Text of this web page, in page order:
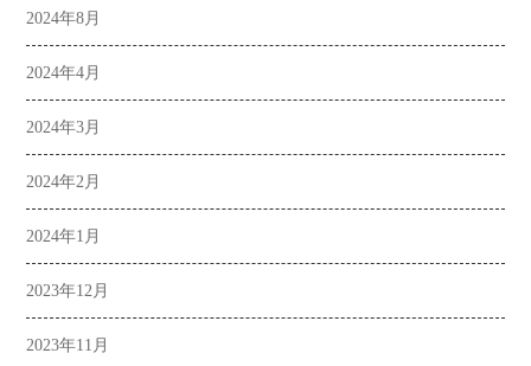
2024年8月
2024年4月
2024年3月
2024年2月
2024年1月
2023年12月
2023年11月